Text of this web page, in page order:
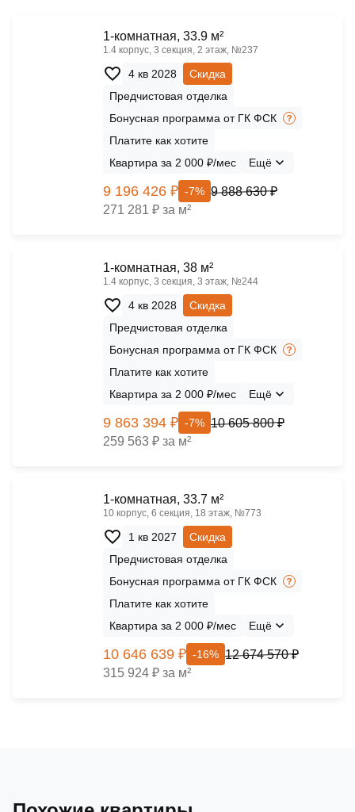
1-комнатная, 33.9 м²
1.4 корпус, 3 секция, 2 этаж, №237
4 кв 2028
Скидка
Предчистовая отделка
Бонусная программа от ГК ФСК
Платите как хотите
Квартира за 2 000 ₽/мес
Ещё
9 196 426 ₽ -7% 9 888 630 ₽
271 281 ₽ за м²
1-комнатная, 38 м²
1.4 корпус, 3 секция, 3 этаж, №244
4 кв 2028
Скидка
Предчистовая отделка
Бонусная программа от ГК ФСК
Платите как хотите
Квартира за 2 000 ₽/мес
Ещё
9 863 394 ₽ -7% 10 605 800 ₽
259 563 ₽ за м²
1-комнатная, 33.7 м²
10 корпус, 6 секция, 18 этаж, №773
1 кв 2027
Скидка
Предчистовая отделка
Бонусная программа от ГК ФСК
Платите как хотите
Квартира за 2 000 ₽/мес
Ещё
10 646 639 ₽ -16% 12 674 570 ₽
315 924 ₽ за м²